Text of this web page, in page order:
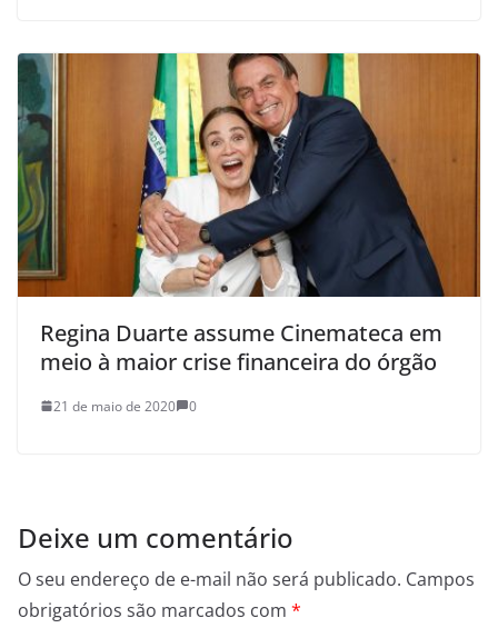
Regina Duarte assume Cinemateca em
meio à maior crise financeira do órgão
21 de maio de 2020 0
Deixe um comentário
O seu endereço de e-mail não será publicado. Campos
obrigatórios são marcados com *